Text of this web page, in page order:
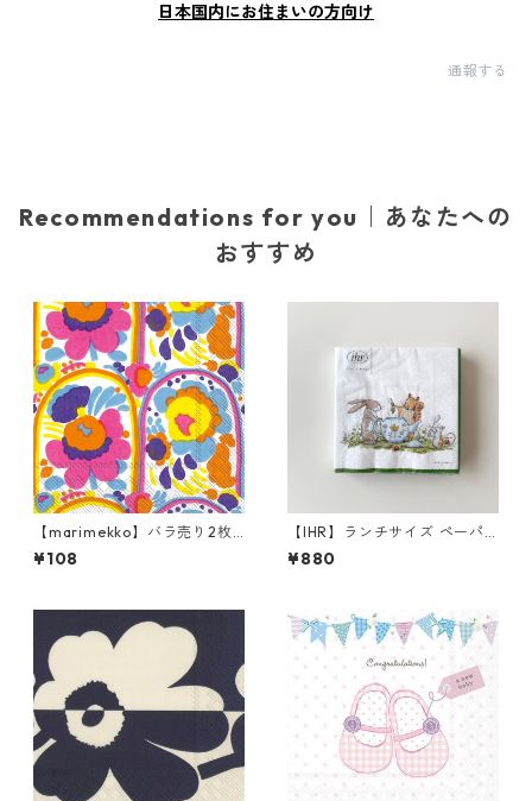
日本国内にお住まいの方向け
通報する
Recommendations for you｜あなたへの
おすすめ
【marimekko】バラ売り2枚
カクテルサイズ ペーパーナプ
キン KARUSELLI ホワイト
¥108
【IHR】ランチサイズ ペーパ
ーナプキン TEA TIME ホワイ
ト Anita Jeram 20枚入り
¥880